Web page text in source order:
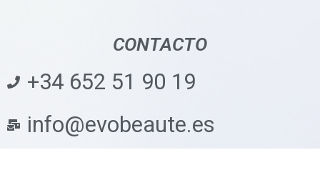
CONTACTO
+34 652 51 90 19
info@evobeaute.es